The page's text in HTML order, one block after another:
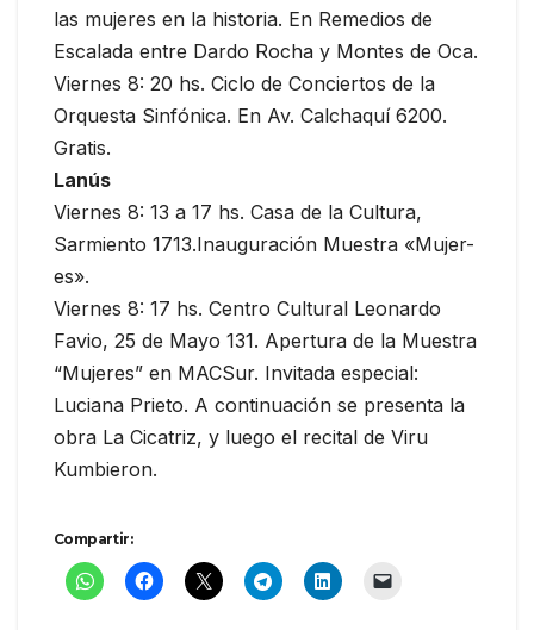
las mujeres en la historia. En Remedios de
Escalada entre Dardo Rocha y Montes de Oca.
Viernes 8: 20 hs. Ciclo de Conciertos de la
Orquesta Sinfónica. En Av. Calchaquí 6200.
Gratis.
Lanús
Viernes 8: 13 a 17 hs. Casa de la Cultura,
Sarmiento 1713.Inauguración Muestra «Mujer-
es».
Viernes 8: 17 hs. Centro Cultural Leonardo
Favio, 25 de Mayo 131. Apertura de la Muestra
“Mujeres” en MACSur. Invitada especial:
Luciana Prieto. A continuación se presenta la
obra La Cicatriz, y luego el recital de Viru
Kumbieron.
Compartir: